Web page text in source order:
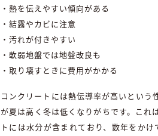
・熱を伝えやすい傾向がある
・結露やカビに注意
・汚れが付きやすい
・軟弱地盤では地盤改良も
・取り壊すときに費用がかかる
コンクリートには熱伝導率が高いという
が夏は高く冬は低くなりがちです。これ
トには水分が含まれており、数年をか